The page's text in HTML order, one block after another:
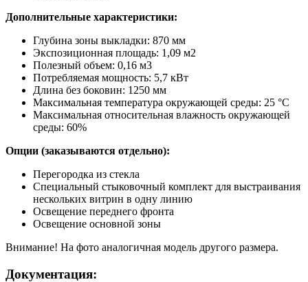
Дополнительные характеристики:
Глубина зоны выкладки: 870 мм
Экспозиционная площадь: 1,09 м2
Полезный объем: 0,16 м3
Потребляемая мощность: 5,7 кВт
Длина без боковин: 1250 мм
Максимальная температура окружающей среды: 25 °С
Максимальная относительная влажность окружающей
среды: 60%
Опции (заказываются отдельно):
Перегородка из стекла
Специальный стыковочный комплект для выстраивания
нескольких витрин в одну линию
Освещение переднего фронта
Освещение основной зоны
Внимание! На фото аналогичная модель другого размера.
Документация: